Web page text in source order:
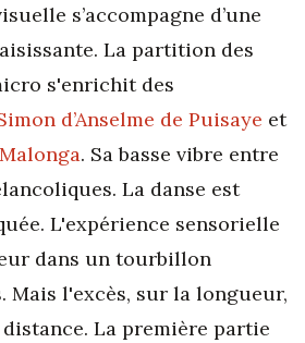
s’accompagne d’une
La partition des
s'enrichit des
d’Anselme de Puisaye et
. Sa basse vibre entre
La danse est
L'expérience sensorielle
dans un tourbillon
Mais l'excès, sur la longueur,
La première partie